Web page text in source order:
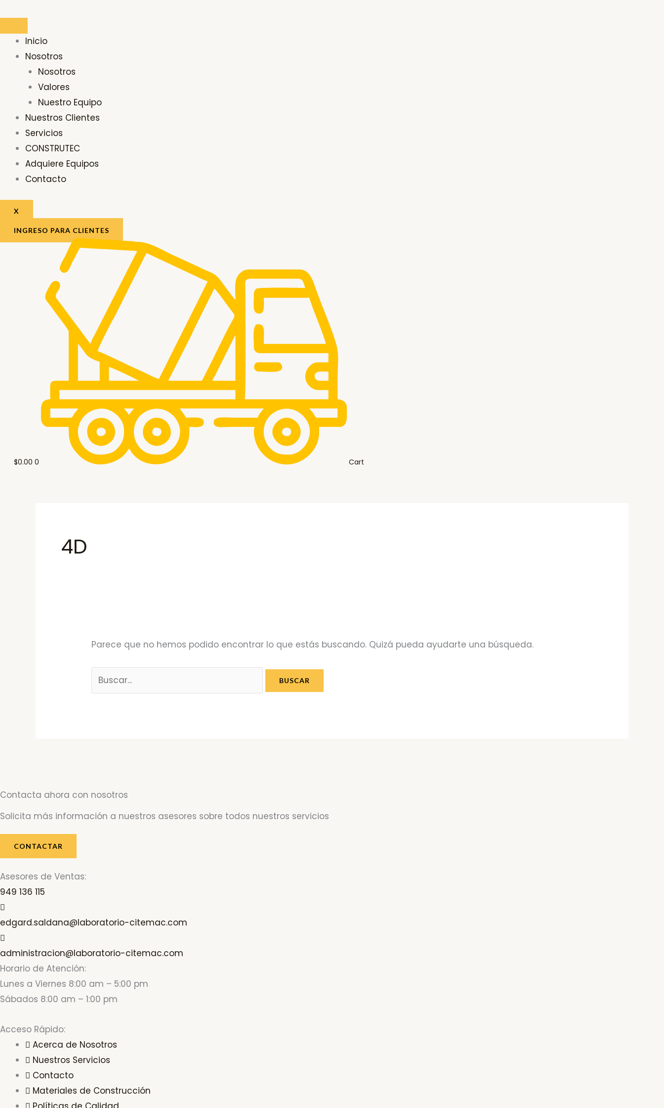
contenido
Inicio
Nosotros
Nosotros
Valores
Nuestro Equipo
Nuestros Clientes
Servicios
CONSTRUTEC
Adquiere Equipos
Contacto
X
INGRESO PARA CLIENTES
$0.00 0 Cart
4D
Parece que no hemos podido encontrar lo que estás buscando. Quizá pueda ayudarte una búsqueda.
Contacta ahora con nosotros
Solicita más información a nuestros asesores sobre todos nuestros servicios
CONTACTAR
Asesores de Ventas:
949 136 115
edgard.saldana@laboratorio-citemac.com
administracion@laboratorio-citemac.com
Horario de Atención:
Lunes a Viernes 8:00 am – 5:00 pm
Sábados 8:00 am – 1:00 pm
Acceso Rápido:
Acerca de Nosotros
Nuestros Servicios
Contacto
Materiales de Construcción